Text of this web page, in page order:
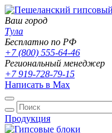
Ваш город
Тула
Бесплатно по РФ
+7 (800) 555-64-46
Региональный менеджер
+7 919-728-79-15
Написать в Max
Продукция